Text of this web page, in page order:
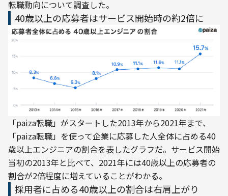
転職動向について調査した。
40歳以上の応募者はサービス開始時の約2倍に
「paiza転職」がスタートした2013年から2021年まで、
「paiza転職」を使って企業に応募した人全体に占める40
歳以上エンジニアの割合を表したグラフだ。サービス開始
当初の2013年と比べて、2021年には40歳以上の応募者の
割合が2倍程度に増えていることがわかる。
採用者に占める40歳以上の割合は右肩上がり